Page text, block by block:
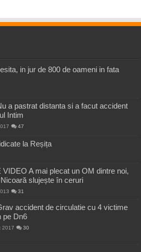
in jur de 800 de oameni in fata
a pastrat distanta si a facut accident
Intim
47
la Reșița
VIDEO A mai plecat un OM dintre noi,
slujește în ceruri
31
accident de circulatie cu 4 victime
pe Dn6
2017 30